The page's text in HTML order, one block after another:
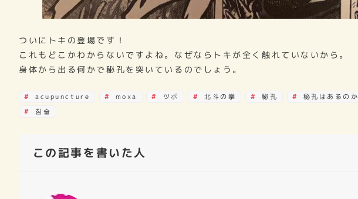
ついにトキの登場です！
これもどこかわからないですよね。なぜならトキが全く触れていないから。
身体から出る何かで秘孔を突いているのでしょう。
acupuncture moxa ツボ 北斗の拳 秘孔 秘孔はあるのか
침술
この記事を書いた人